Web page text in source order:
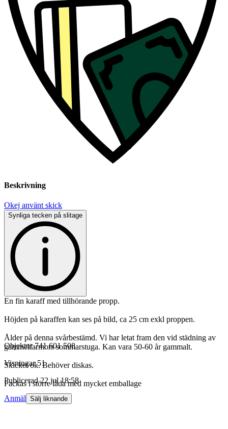
Beskrivning
Okej använt skick
Synliga tecken på slitage
En fin karaff med tillhörande propp.
Höjden på karaffen kan ses på bild, ca 25 cm exkl proppen.
Ålder på denna svårbestämd. Vi har letat fram den vid städning av
gammelfarmors sommarstuga. Kan vara 50-60 år gammalt.
Skicket ok. Behöver diskas.
Packas i större låda med mycket emballage
Objektnr 741 601 508
Visningar 51
Publicerad 22 jul 18:58
Anmäl Sälj liknande